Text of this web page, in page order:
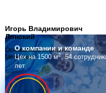
Игорь Владимирович
Лонский
Основатель компании
Мебелино
О компаниии команде
Цех на 1500 м2, 54
лет.